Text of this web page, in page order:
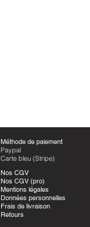
Méthode de paiement
Paypal
Carte bleu (Stripe)
Nos CGV
Nos CGV (pro)
Mentions légales
Données personnelles
Frais de livraison
Retours